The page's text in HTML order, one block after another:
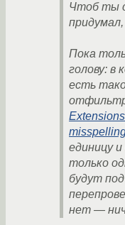
Чтоб ты
Пока
голову: в
есть
единицу
только
будут
нет —